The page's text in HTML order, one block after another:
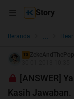
Story
Beranda ...
TS
[ANSWER]
Kasih Jawaban.